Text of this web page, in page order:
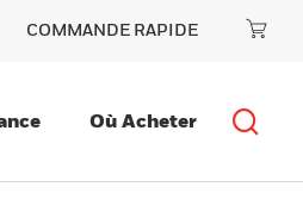
COMMANDE RAPIDE
Où Acheter